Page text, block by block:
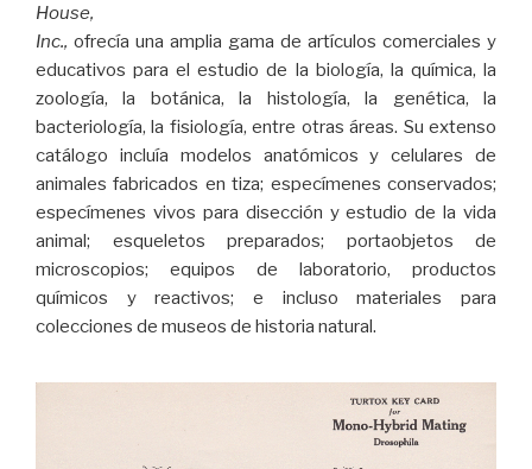
House,
Inc., ofrecía una amplia gama de artículos comerciales y
educativos para el estudio de la biología, la química, la
zoología, la botánica, la histología, la genética, la
bacteriología, la fisiología, entre otras áreas. Su extenso
catálogo incluía modelos anatómicos y celulares de
animales fabricados en tiza; especímenes conservados;
especímenes vivos para disección y estudio de la vida
animal; esqueletos preparados; portaobjetos de
microscopios; equipos de laboratorio, productos
químicos y reactivos; e incluso materiales para
colecciones de museos de historia natural.